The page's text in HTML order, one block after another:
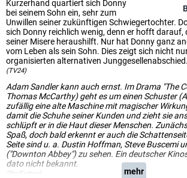
Kurzerhand quartiert sich Donny
bei seinem Sohn ein, sehr zum
Unwillen seiner zukünftigen Schwiegertochter.
sich Donny reichlich wenig, denn er hofft darauf,
seiner Misere heraushilft. Nur hat Donny ganz
vom Leben als sein Sohn. Dies zeigt sich nicht
organisierten alternativen Junggesellenabschied.
(TV24)
Adam Sandler kann auch ernst. Im Drama "The
Thomas McCarthy) geht es um einen Schuster
zufällig eine alte Maschine mit magischer
damit die Schuhe seiner Kunden und zieht sie
schlüpft er in die Haut dieser Menschen.
Spaß, doch bald erkennt er auch die
Seite sind u. a. Dustin Hoffman, Steve Buscemi
("Downton Abbey") zu sehen. Ein deutscher
dato nicht bekannt.
(ProSieben) mehr